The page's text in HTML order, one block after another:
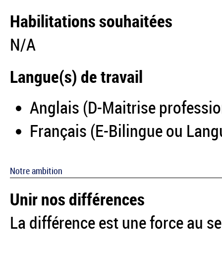
Habilitations souhaitées
N/A
Langue(s) de travail
Anglais (D-Maitrise
Français (E-Bilingue ou
Notre ambition
Unir nos différences
La différence est une force au